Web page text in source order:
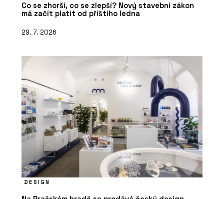
Co se zhorší, co se zlepší? Nový stavební zákon
má začít platit od příštího ledna
29. 7. 2026
DESIGN